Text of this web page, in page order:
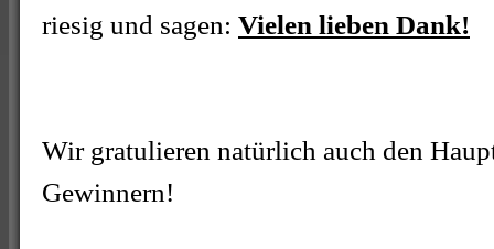
riesig und sagen: Vielen lieben Dank!
Wir gratulieren natürlich auch den
Gewinnern!